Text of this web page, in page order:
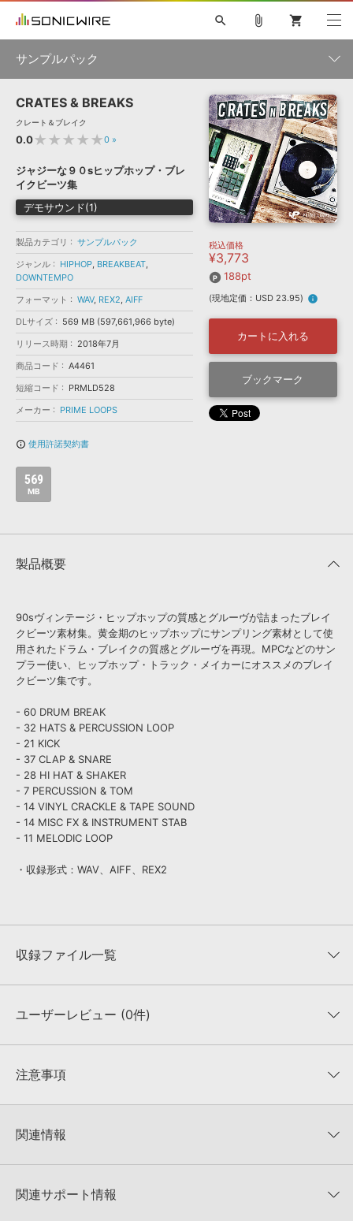
ソフト音源 »
プラグイン・エフェクト »
サンプルパック »
ソフトウェア／ツール »
DAW »
効果音 »
BGM »
キャンペーン »
特集 »
ニュースレター »
SONICWIREブログ »
製品サポート情報 »
DTMガイド »
FAQ »
お問い合わせ »
音楽カード
楽曲配信流通 サービス
無償のサウンド管理ソフト
APS
search
初音ミク NT 鏡音リン・レン V4X 巡音ルカ V4X
MEIKO V3
KAITO V3
TOONTRACK
SPITFIRE AUDIO
VIENNA
EZ DRUMMER 3
ライセンスフリーBGM
サンプルパックを試そう
ボーカル抜き出し
DUBSTEP
ELECTRONICA
MUTANT
ROUTER.FM
ソフト音源 プラグイン・エフェクト
ソフトウェア／ツール 効果音
attach_file shopping_cart
サンプルパック
製品一覧
ジャンル
フォーマット
ランキング
CRATES & BREAKS
クレート＆ブレイク
0.0★★★★★0 »
ジャジーな９０sヒップホップ・ブレ
イクビーツ集
デモサウンド(1)
製品カテゴリ
サンプルパック
ジャンル
HIPHOP, BREAKBEAT,
DOWNTEMPO
フォーマット
WAV, REX2, AIFF
DLサイズ
569 MB (597,661,966 byte)
リリース時期
2018年7月
商品コード
A4461
短縮コード
PRMLD528
メーカー
PRIME LOOPS
info_outline 使用許諾契約書
569
MB
税込価格
¥3,773
188pt
(現地定価：USD 23.95) info
カートに入れる
ブックマーク
製品概要
90sヴィンテージ・ヒップホップの質感とグルーヴが詰まったブレイ
クビーツ素材集。黄金期のヒップホップにサンプリング素材として使
用されたドラム・ブレイクの質感とグルーヴを再現。MPCなどのサン
プラー使い、ヒップホップ・トラック・メイカーにオススメのブレイ
クビーツ集です。
- 60 DRUM BREAK
- 32 HATS & PERCUSSION LOOP
- 21 KICK
- 37 CLAP & SNARE
- 28 HI HAT & SHAKER
- 7 PERCUSSION & TOM
- 14 VINYL CRACKLE & TAPE SOUND
- 14 MISC FX & INSTRUMENT STAB
- 11 MELODIC LOOP
・収録形式：WAV、AIFF、REX2
収録ファイル一覧
収録ファイル一覧
ユーザーレビュー (0件)
★★★★★
★5
★4
★1
0%
注意事項
KONTAKTフォーマットは、
でお使いいただけます。無償版のKONTAKT PLAYERではお使いい
4GBを超えるデータに関するご注意：
FAT32でフォーマットされた
関連情報
CRATES & BREAKSのサポート情報
関連サポート情報